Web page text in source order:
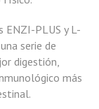
ENZI-PLUS y L-
serie de
digestión,
más